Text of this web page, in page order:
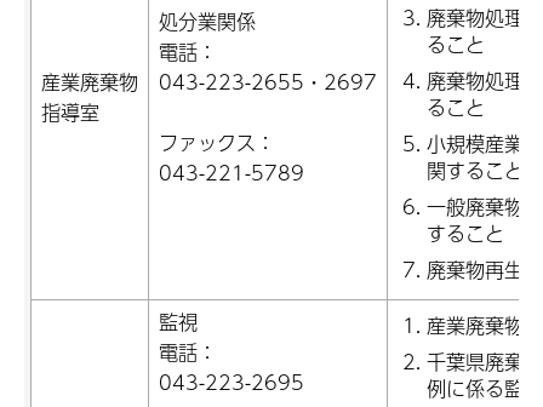
産業廃棄物
指導室
処分業関係
電話：
043-223-2655・2697
ファックス：
043-221-5789
廃棄物処理
ること
廃棄物処理
ること
小規模産業
関すること
一般廃棄物
すること
廃棄物再生
監視
電話：
043-223-2695
産業廃棄物
千葉県廃棄
例に係る監